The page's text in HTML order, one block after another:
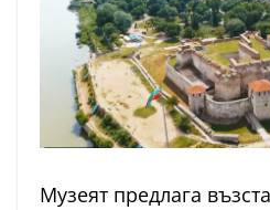
Музеят предлага